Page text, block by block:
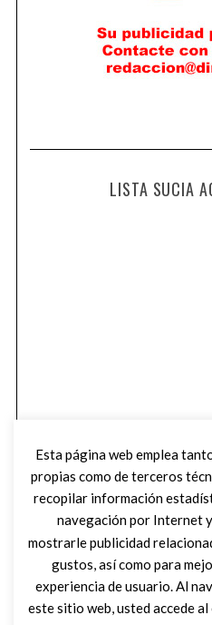
LISTA SUCIA
Esta página web emplea
propias como de terceros
recopilar información
navegación por Internet
mostrarle publicidad
gustos, así como para
experiencia de usuario. Al
este sitio web, usted accede al